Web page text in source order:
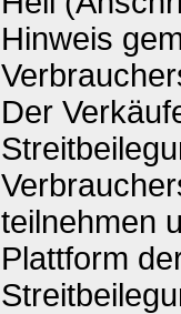
Hinweis
Der
teilnehmen
Plattform